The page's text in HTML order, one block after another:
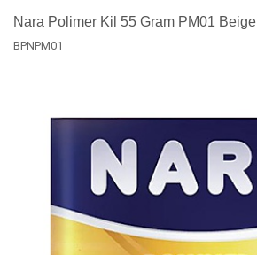
Nara Polimer Kil 55 Gram PM01 Beige
BPNPM01